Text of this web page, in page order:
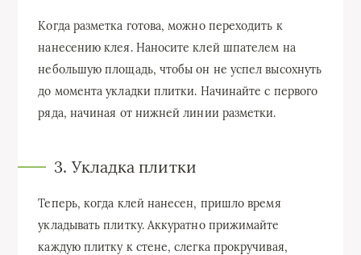
Когда разметка готова, можно переходить к
нанесению клея. Наносите клей шпателем на
небольшую площадь, чтобы он не успел высохнуть
до момента укладки плитки. Начинайте с первого
ряда, начиная от нижней линии разметки.
3. Укладка плитки
Теперь, когда клей нанесен, пришло время
укладывать плитку. Аккуратно прижимайте
каждую плитку к стене, слегка прокручивая,